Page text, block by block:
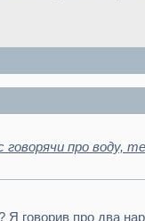
про воду,
Я говорив про два